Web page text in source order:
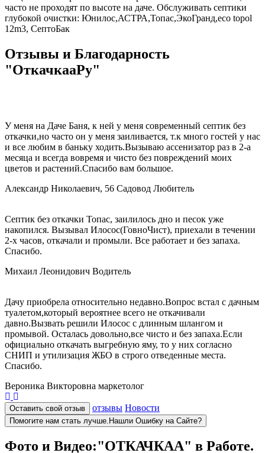
часто не проходят по высоте на даче. Обслуживать септики
глубокой очистки: Юнилос,АСТРА,Топас,ЭкоГранд,eco topol
12m3, СептоБак
Отзывы и Благодарность
"ОткачкааРу"
У меня на Даче Баня, к ней у меня современный септик без
откачки,но часто он у меня заиливается, т.к много гостей у нас
и все любим в баньку ходить.Вызываю ассенизатор раз в 2-а
месяца и всегда вовремя и чисто без повреждений моих
цветов и растений.Спасибо вам большое.
Александр Николаевич, 56 Садовод Любитель
Септик без откачки Топас, заилилось дно и песок уже
накопился. Вызывал Илосос(ГовноЧист), приехали в течении
2-х часов, откачали и промыли. Все работает и без запаха.
Спасибо.
Михаил Леонидович Водитель
Дачу приобрела относительно недавно.Вопрос встал с дачным
туалетом,который вероятнее всего не откачивали
давно.Вызвать решили Илосос с длинным шлангом и
промывой. Осталась довольно,все чисто и без запаха.Если
официально откачать выгребную яму, то у них согласно
СНИП и утилизация ЖБО в строго отведенные места.
Спасибо.
Вероника Викторовна маркетолог
Оставить свой отзыв отзывы Новости
Помогите нам стать лучше.Нашли Ошибку на Сайте?
Фото и Видео:"ОТКАЧКАА" в Работе.